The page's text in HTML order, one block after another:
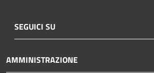
SEGUICI SU
AMMINISTRAZIONE